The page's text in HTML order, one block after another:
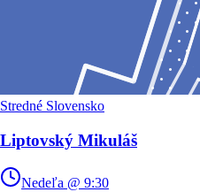
Stredné Slovensko
Liptovský Mikuláš
Nedeľa @ 9:30